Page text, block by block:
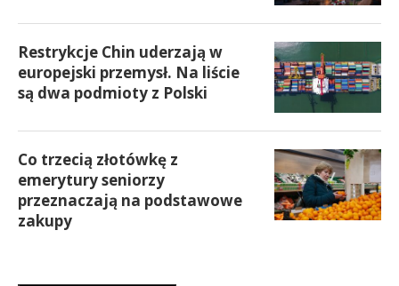
Restrykcje Chin uderzają w
europejski przemysł. Na liście
są dwa podmioty z Polski
Co trzecią złotówkę z
emerytury seniorzy
przeznaczają na podstawowe
zakupy